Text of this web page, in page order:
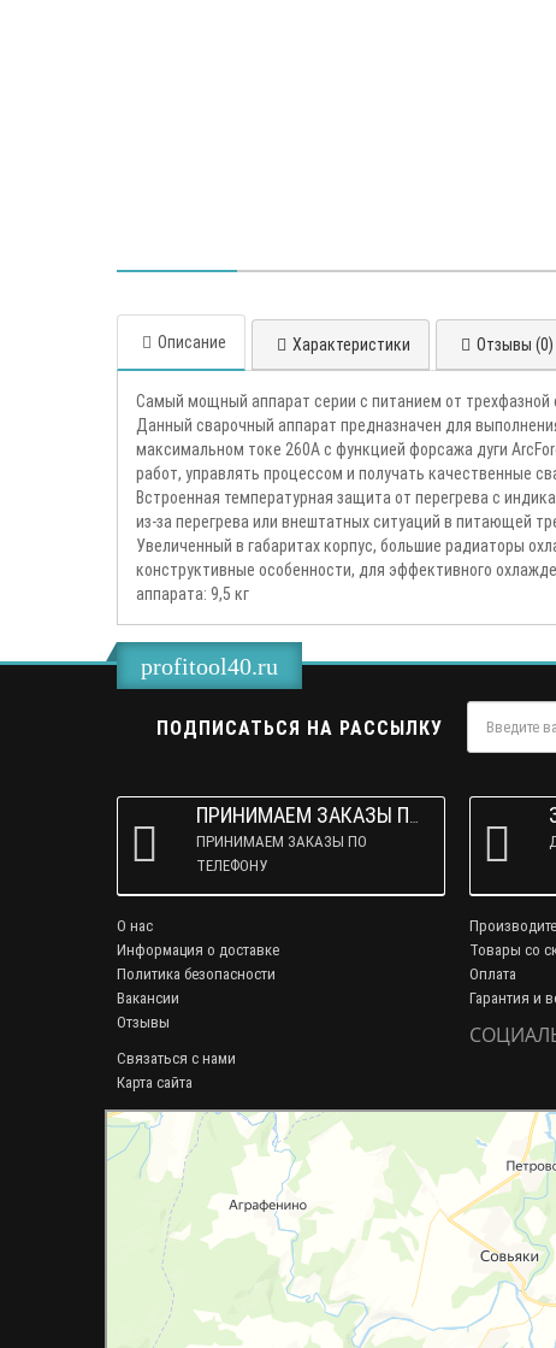
Описание Характеристики Отзывы (0)
Самый мощный аппарат серии с питанием от трехфазной
Данный сварочный аппарат предназначен для
максимальном токе 260А с функцией форсажа дуги
работ, управлять процессом и получать качественные
Встроенная температурная защита от перегрева с
из-за перегрева или внештатных ситуаций в питающей
Увеличенный в габаритах корпус, большие радиаторы
конструктивные особенности, для эффективного
аппарата: 9,5 кг
profitool40.ru
ПОДПИСАТЬСЯ НА РАССЫЛКУ
ПРИНИМАЕМ ЗАКАЗЫ ПО
ТЕЛЕФОНУ
О нас
Информация о доставке
Политика безопасности
Вакансии
Отзывы
Связаться с нами
Карта сайта
Товары со
Оплата
Гарантия и